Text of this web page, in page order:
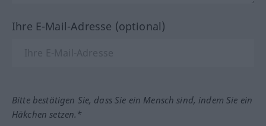
Ihre E-Mail-Adresse (optional)
Bitte bestätigen Sie, dass Sie ein Mensch sind, indem Sie ein
Häkchen setzen.*